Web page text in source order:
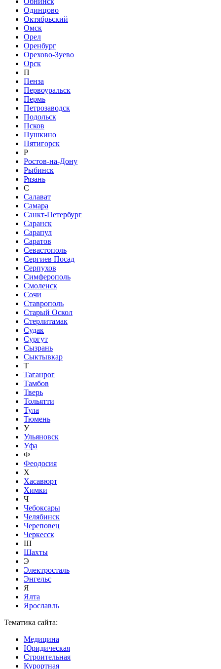
Одинцово
Октябрьский
Омск
Орел
Оренбург
Орехово-Зуево
Орск
П
Пенза
Первоуральск
Пермь
Петрозаводск
Подольск
Псков
Пушкино
Пятигорск
Р
Ростов-на-Дону
Рыбинск
Рязань
С
Салават
Самара
Санкт-Петербург
Саранск
Сарапул
Саратов
Севастополь
Сергиев Посад
Серпухов
Симферополь
Смоленск
Сочи
Ставрополь
Старый Оскол
Стерлитамак
Судак
Сургут
Сызрань
Сыктывкар
Т
Таганрог
Тамбов
Тверь
Тольятти
Тула
Тюмень
У
Ульяновск
Уфа
Ф
Феодосия
Х
Хасавюрт
Химки
Ч
Чебоксары
Челябинск
Череповец
Черкесск
Ш
Шахты
Э
Электросталь
Энгельс
Я
Ялта
Ярославль
Тематика сайта:
Медицина
Юридическая
Строительная
Курортная